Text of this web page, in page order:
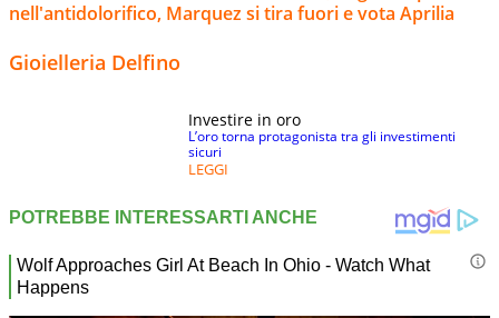
nell'antidolorifico, Marquez si tira fuori e vota Aprilia
Gioielleria Delfino
Investire in oro
L’oro torna protagonista tra gli investimenti
sicuri
LEGGI